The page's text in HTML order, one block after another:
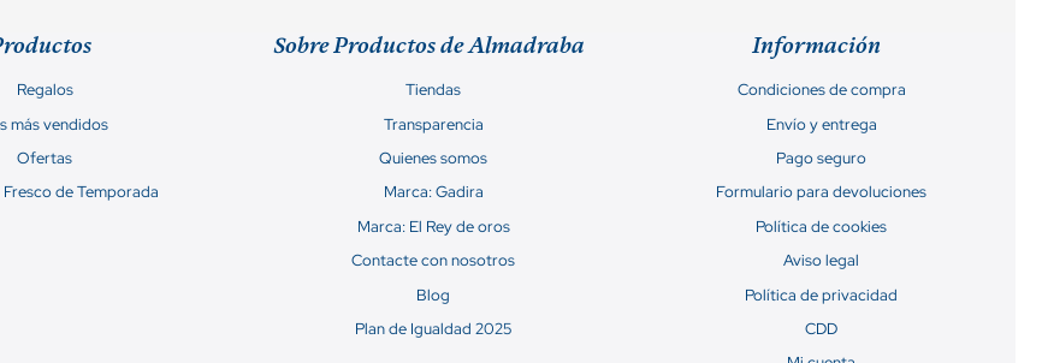
Regalos
más vendidos
Ofertas
de Temporada
Sobre Productos de Almadraba
Tiendas
Transparencia
Quienes somos
Marca: Gadira
Marca: El Rey de oros
Contacte con nosotros
Blog
Plan de Igualdad 2025
Información
Condiciones de compra
Envío y entrega
Pago seguro
Formulario para devoluciones
Política de cookies
Aviso legal
Política de privacidad
CDD